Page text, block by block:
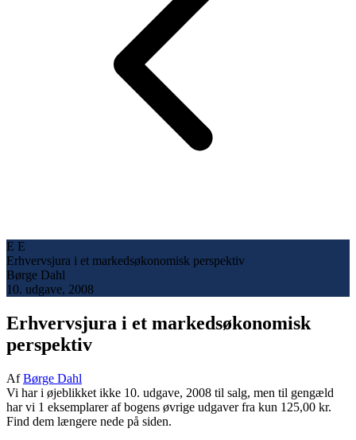
E E
Erhvervsjura i et markedsøkonomisk perspektiv
Børge Dahl
10. udgave, 2008
Erhvervsjura i et markedsøkonomisk
perspektiv
AfBørge Dahl
Vi har i øjeblikket ikke 10. udgave, 2008 til salg, men til gengæld
har vi 1 eksemplarer af bogens øvrige udgaver fra kun 125,00 kr.
Find dem længere nede på siden.